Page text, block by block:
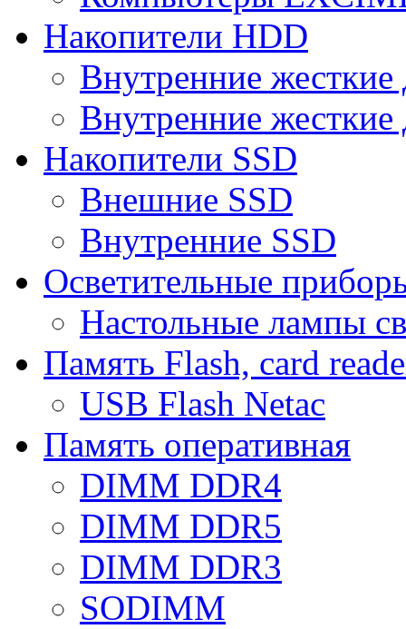
Накопители HDD
Внутренние
Внутренние
Накопители SSD
Внешние SSD
Внутренние SSD
Осветительные
Настольные лампы
Память Flash, card
USB Flash Netac
Память оперативная
DIMM DDR4
DIMM DDR5
DIMM DDR3
SODIMM